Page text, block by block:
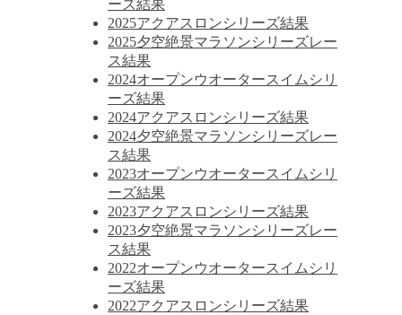
ーズ結果
2025アクアスロンシリーズ結果
2025夕空絶景マラソンシリーズレー
ス結果
2024オープンウオータースイムシリ
ーズ結果
2024アクアスロンシリーズ結果
2024夕空絶景マラソンシリーズレー
ス結果
2023オープンウオータースイムシリ
ーズ結果
2023アクアスロンシリーズ結果
2023夕空絶景マラソンシリーズレー
ス結果
2022オープンウオータースイムシリ
ーズ結果
2022アクアスロンシリーズ結果